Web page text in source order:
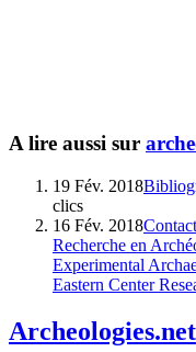
A lire aussi sur
19 Fév. 2018
clics
16 Fév. 2018
Recherche en
Experimental
Eastern Center
Archeologies.net